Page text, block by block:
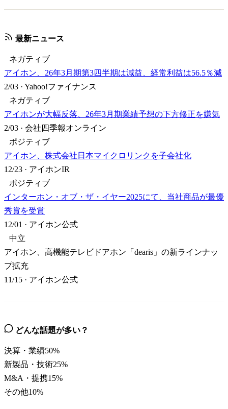
最新ニュース
ネガティブ
アイホン、26年3月期第3四半期は減益、経常利益は56.5％減
2/03 · Yahoo!ファイナンス
ネガティブ
アイホンが大幅反落、26年3月期業績予想の下方修正を嫌気
2/03 · 会社四季報オンライン
ポジティブ
アイホン、株式会社日本マイクロリンクを子会社化
12/23 · アイホンIR
ポジティブ
インターホン・オブ・ザ・イヤー2025にて、当社商品が最優
秀賞を受賞
12/01 · アイホン公式
中立
アイホン、高機能テレビドアホン「dearis」の新ラインナッ
プ拡充
11/15 · アイホン公式
どんな話題が多い？
決算・業績50%
新製品・技術25%
M&A・提携15%
その他10%